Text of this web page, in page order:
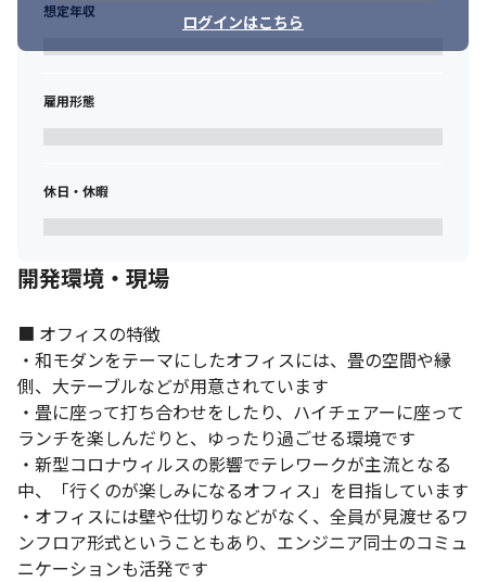
ログインはこちら
想定年収
雇用形態
休日・休暇
開発環境・現場
■ オフィスの特徴
・和モダンをテーマにしたオフィスには、畳の空間や縁
側、大テーブルなどが用意されています
・畳に座って打ち合わせをしたり、ハイチェアーに座って
ランチを楽しんだりと、ゆったり過ごせる環境です
・新型コロナウィルスの影響でテレワークが主流となる
中、「行くのが楽しみになるオフィス」を目指しています
・オフィスには壁や仕切りなどがなく、全員が見渡せるワ
ンフロア形式ということもあり、エンジニア同士のコミュ
ニケーションも活発です